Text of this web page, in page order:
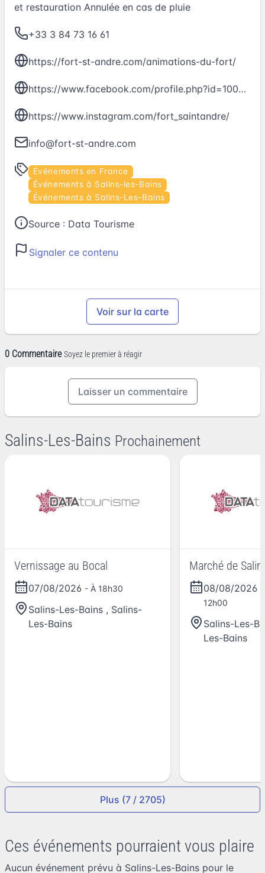
et restauration Annulée en cas de pluie
+33 3 84 73 16 61
https://fort-st-andre.com/animations-du-fort/
https://www.facebook.com/profile.php?id=100063523841776&locale=fr_FR
https://www.instagram.com/fort_saintandre/
info@fort-st-andre.com
Événements en France
Événements à Salins-les-Bains
Événements à Salins-Les-Bains
Source : Data Tourisme
Signaler ce contenu
Voir sur la carte
0 Commentaire Soyez le premier à réagir
Laisser un commentaire
Salins-Les-Bains Prochainement
Vernissage au Bocal
07/08/2026 - À 18h30
Salins-Les-Bains , Salins-
Les-Bains
Marché de
08/08/2026
12h00
Salins-Les-
Les-Bains
Plus (7 / 2705)
Ces événements pourraient vous plaire
Aucun événement prévu à Salins-Les-Bains pour le